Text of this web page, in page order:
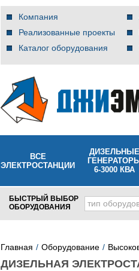
Компания
Реализованные проекты
Каталог оборудования
ВСЕ
ЭЛЕКТРОСТАНЦИИ
ДИЗЕЛЬНЫЕ
ГЕНЕРАТОРЫ
6-3000 КВА
БЫСТРЫЙ ВЫБОР
ОБОРУДОВАНИЯ
тип
Главная Оборудование
ДИЗЕЛЬНАЯ